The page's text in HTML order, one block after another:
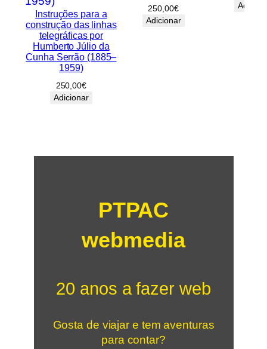
Instruções para a
construção das linhas
telegráficas por
Humberto Júlio da
Cunha Serrão (1885–
1959)
250,00€
Adicionar
250,00€
Adicionar
PTPAC
webmedia
20 anos a fazer web
Gosta de viajar e tem aventuras
para contar?